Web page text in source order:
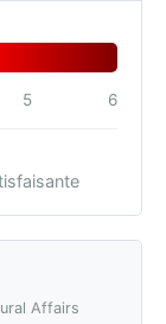
5 6
Affairs